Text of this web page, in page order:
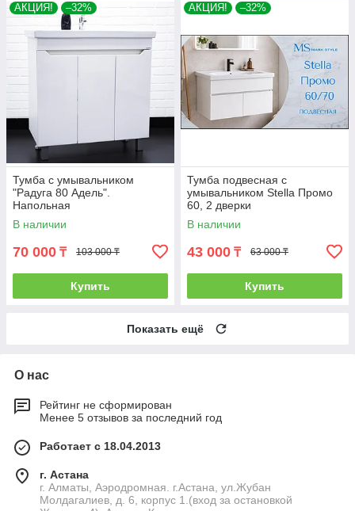
АКЦИЯ! –32%
Тумба с умывальником
"Радуга 80 Адель".
Напольная
В наличии
70 000 ₸ 103 000 ₸
Купить
АКЦИЯ! –32%
Тумба подвесная с
умывальником Stella Промо
60, 2 дверки
В наличии
43 000 ₸ 63 000 ₸
Купить
Показать ещё
О нас
Рейтинг не сформирован
Менее 5 отзывов за последний год
Работает с 18.04.2013
г. Астана
г. Алматы, Аэродромная. г.Астана, ул.Жубан
Молдагалиев, д. 6, корпус 1.(вход за остановкой